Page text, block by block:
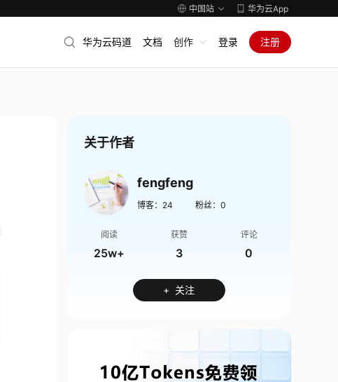
中国站 华为云App
华为云码道 文档 创作 登录 注册
关于作者
fengfeng
博客： 24 粉丝： 0
阅读
25w+
获赞
3
评论
0
+ 关注